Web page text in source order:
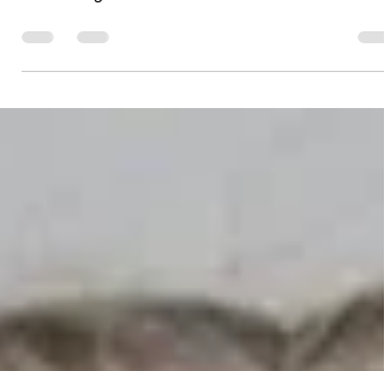
Realizada na tarde desta terça-feira (07), a
transmissão teve a duração de 5 horas e meia,